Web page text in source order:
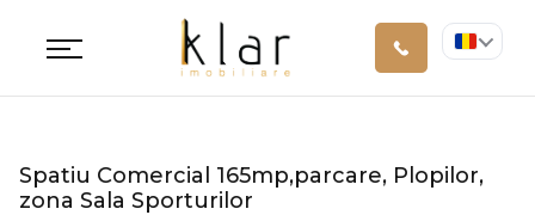
Spatiu Comercial 165mp,parcare, Plopilor,
zona Sala Sporturilor